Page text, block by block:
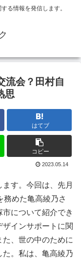
る情報を発信します。
流会？田村自
思
はてブ
コピー
2023.05.14
す。今回は、先月
務めた亀高綾乃さ
について紹介でき
インサポートに関
、世の中のために
。私は、亀高綾乃